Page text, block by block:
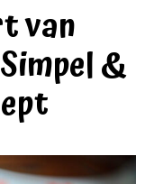
van
&